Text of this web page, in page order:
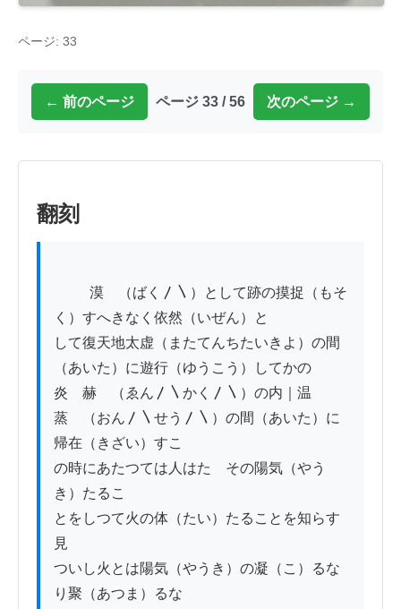
ページ: 33
← 前のページ ページ 33 / 56 次のページ →
翻刻
く）すへきなく依然（いぜん）と
して復天地太虚（またてんちたいきよ）の間
（あいた）に遊行（ゆうこう）してかの
炎ゝ赫ゝ（ゑん〳〵かく〳〵）の内｜温ゝ
蒸ゝ（おん〳〵せう〳〵）の間（あいた）に
帰在（きざい）すこ
の時にあたつては人はたゝその陽気（やう
き）たるこ
とをしつて火の体（たい）たることを知らす
見
ついし火とは陽気（やうき）の凝（こ）るな
り聚（あつま）るな